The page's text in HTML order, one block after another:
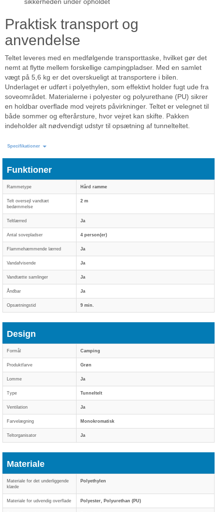
Praktisk transport og
anvendelse
Teltet leveres med en medfølgende transporttaske, hvilket gør det
nemt at flytte mellem forskellige campingpladser. Med en samlet
vægt på 5,6 kg er det overskueligt at transportere i bilen.
Underlaget er udført i polyethylen, som effektivt holder fugt ude fra
soveområdet. Materialerne i polyester og polyurethane (PU) sikrer
en holdbar overflade mod vejrets påvirkninger. Teltet er velegnet til
både sommer og efterårsture, hvor vejret kan skifte. Pakken
indeholder alt nødvendigt udstyr til opsætning af tunnelteltet.
Specifikationer
Funktioner
Rammetype Hård ramme
Telt oversejl vandtæt
bedømmelse
2 m
Teltlærred Ja
Antal sovepladser 4 person(er)
Flammehæmmende lærred Ja
Vandafvisende Ja
Vandtætte samlinger Ja
Åndbar Ja
Opsætningstid 9 min.
Design
Formål Camping
Produktfarve Grøn
Lomme Ja
Type Tunneltelt
Ventilation Ja
Farvelægning Monokromatisk
Teltorganisator Ja
Materiale
Materiale for det underliggende
klæde
Polyethylen
Materiale for udvendig overflade Polyester, Polyurethan (PU)